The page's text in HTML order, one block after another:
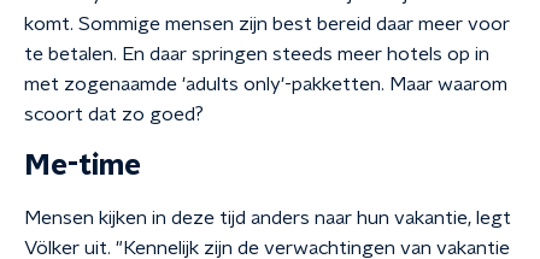
komt. Sommige mensen zijn best bereid daar meer voor
te betalen. En daar springen steeds meer hotels op in
met zogenaamde 'adults only'-pakketten. Maar waarom
scoort dat zo goed?
Me-time
Mensen kijken in deze tijd anders naar hun vakantie, legt
Völker uit. "Kennelijk zijn de verwachtingen van vakantie